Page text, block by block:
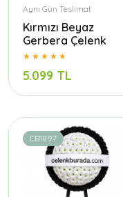
Aynı Gün Teslimat
Kırmızı Beyaz
Gerbera Çelenk
5.099 TL
CB1897